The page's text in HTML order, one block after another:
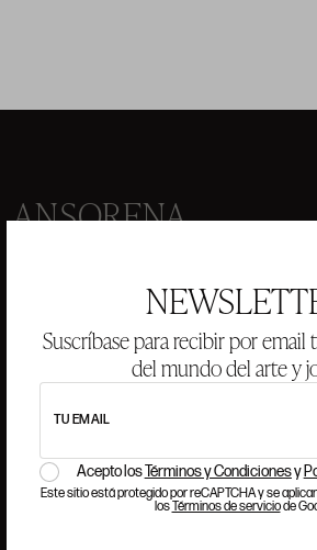
Suscríbase para recibir por email
del mundo del arte y
TU EMAIL
Acepto losTérminos y Condicionesy
Este sitio está protegido por reCAPTCHA y se
losTérminos de serviciode
ANSORENA
JOYERÍA
GALERÍA
PREGUNTAS FRECUENTES